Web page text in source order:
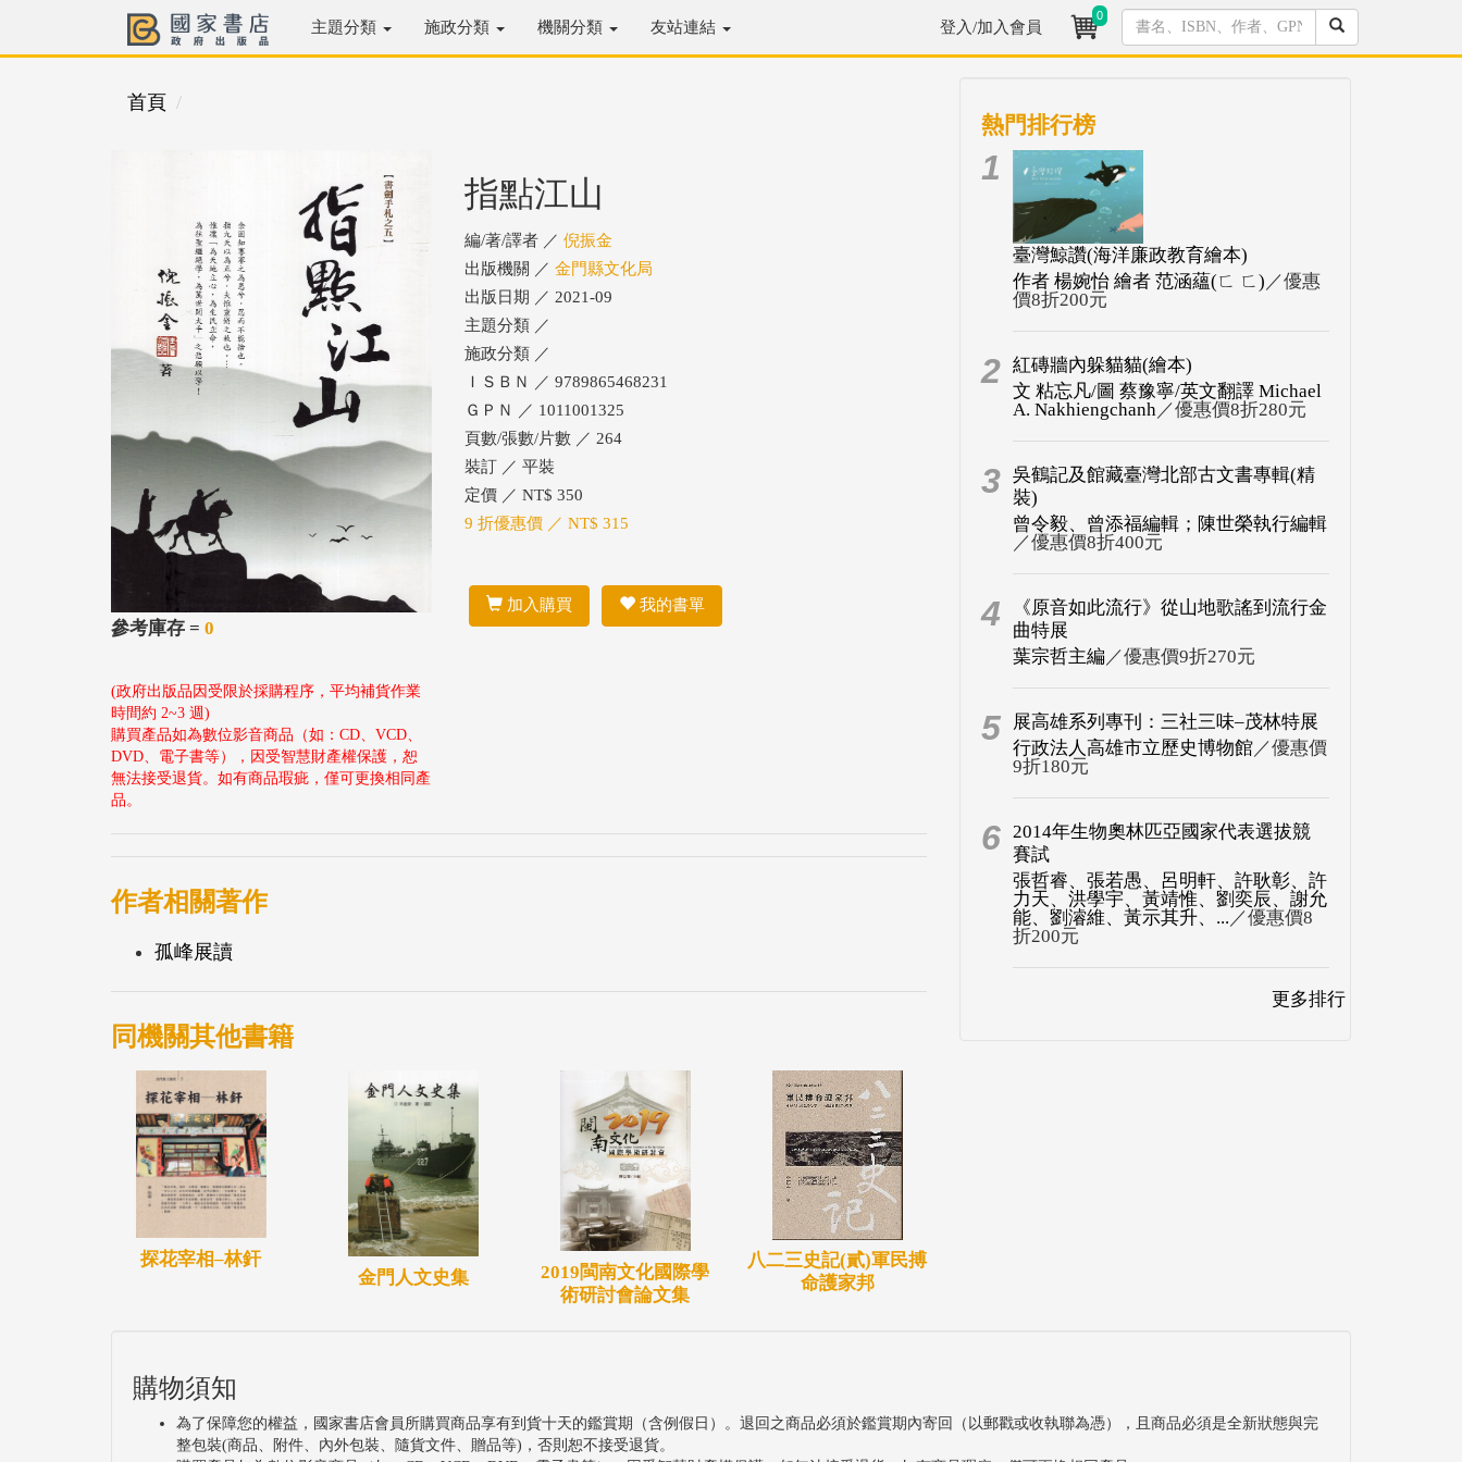
主題分類 施政分類 機關分類 友站連結 登入/加入會員
0
首頁
參考庫存 = 0
(政府出版品因受限於採購程序，平均補貨作業
時間約 2~3 週)
購買產品如為數位影音商品（如：CD、VCD、
DVD、電子書等），因受智慧財產權保護，恕
無法接受退貨。如有商品瑕疵，僅可更換相同產
品。
指點江山
編/著/譯者 ／ 倪振金
出版機關 ／ 金門縣文化局
出版日期 ／ 2021-09
主題分類 ／
施政分類 ／
ＩＳＢＮ ／ 9789865468231
ＧＰＮ ／ 1011001325
頁數/張數/片數 ／ 264
裝訂 ／ 平裝
定價 ／ NT$ 350
9 折優惠價 ／ NT$ 315
加入購買 我的書單
作者相關著作
孤峰展讀
同機關其他書籍
探花宰相–林釬
金門人文史集
2019閩南文化國際學
術研討會論文集
八二三史記(貳)軍民搏
命護家邦
熱門排行榜
1
臺灣鯨讚(海洋廉政教育繪本)
作者 楊婉怡 繪者 范涵蘊(ㄈ ㄈ) ／優惠
價8折200元
2 紅磚牆內躲貓貓(繪本)
文 粘忘凡/圖 蔡豫寧/英文翻譯 Michael
A. Nakhiengchanh／優惠價8折280元
3 吳鶴記及館藏臺灣北部古文書專輯(精
裝)
曾令毅、曾添福編輯；陳世榮執行編輯
／優惠價8折400元
4
《原音如此流行》從山地歌謠到流行金
曲特展
葉宗哲主編 ／優惠價9折270元
5
展高雄系列專刊：三社三味–茂林特展
行政法人高雄市立歷史博物館／優惠價
9折180元
6 2014年生物奧林匹亞國家代表選拔競
賽試
張哲睿、張若愚、呂明軒、許耿彰、許
力天、洪學宇、黃靖惟、劉奕辰、謝允
能、劉濬維、黃示其升、... ／優惠價8
折200元
更多排行
購物須知
為了保障您的權益，國家書店會員所購買商品享有到貨十天的鑑賞期（含例假日）。退回之商品必須於鑑賞期內寄回（以郵戳或收執聯為憑），且商品必須是全新狀態與完
整包裝(商品、附件、內外包裝、隨貨文件、贈品等)，否則恕不接受退貨。